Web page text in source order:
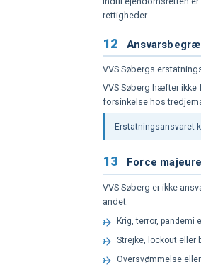
rettigheder.
12
VVS Søbergs
VVS Søberg hæfter
forsinkelse hos
Erstatningsansvaret
13 Force majeure
VVS Søberg er ikke
andet:
Krig, terror, pandemi
Strejke, lockout eller
Oversvømmelse